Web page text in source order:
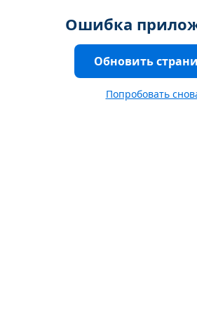
Ошибка
Обновить
Попробовать